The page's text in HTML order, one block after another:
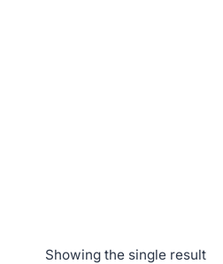
Showing the single result